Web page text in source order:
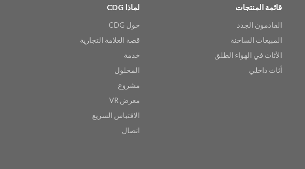
قائمة المنتجات
القادمون الجدد
المبيعات الساخنة
الأثاث في الهواء الطلق
أثاث داخلي
لماذا CDG
حول CDG
قصة العلامة التجارية
خدمة
المحلول
مشروع
معرض VR
الاقتباس السريع
اتصال